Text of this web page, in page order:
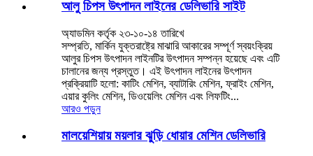
আলু চিপস উৎপাদন লাইনের ডেলিভারি সাইট
অ্যাডমিন কর্তৃক ২৩-১০-১৪ তারিখে
সম্প্রতি, মার্কিন যুক্তরাষ্ট্রে মাঝারি আকারের সম্পূর্ণ স্বয়ংক্রিয়
আলুর চিপস উৎপাদন লাইনটির উৎপাদন সম্পন্ন হয়েছে এবং এটি
চালানের জন্য প্রস্তুত। এই উৎপাদন লাইনের উৎপাদন
প্রক্রিয়াটি হলো: কাটিং মেশিন, ব্যাটারিং মেশিন, ফ্রাইং মেশিন,
এয়ার কুলিং মেশিন, ডিওয়েলিং মেশিন এবং লিফটিং...
আরও পড়ুন
মালয়েশিয়ায় ময়লার ঝুড়ি ধোয়ার মেশিন ডেলিভারি